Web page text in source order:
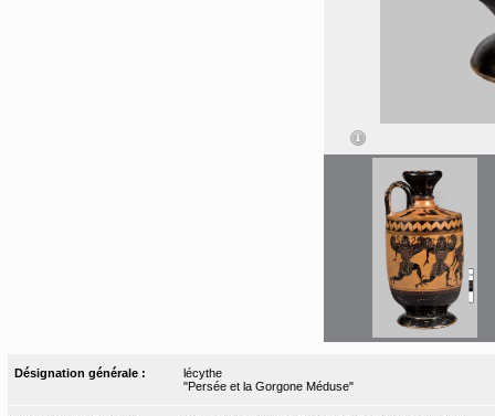
Désignation générale :
lécythe
"Persée et la Gorgone Méduse"